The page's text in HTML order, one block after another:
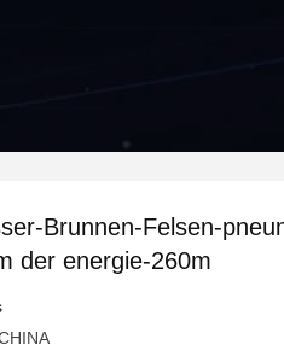
Brunnen-Felsen-
der energie-260m